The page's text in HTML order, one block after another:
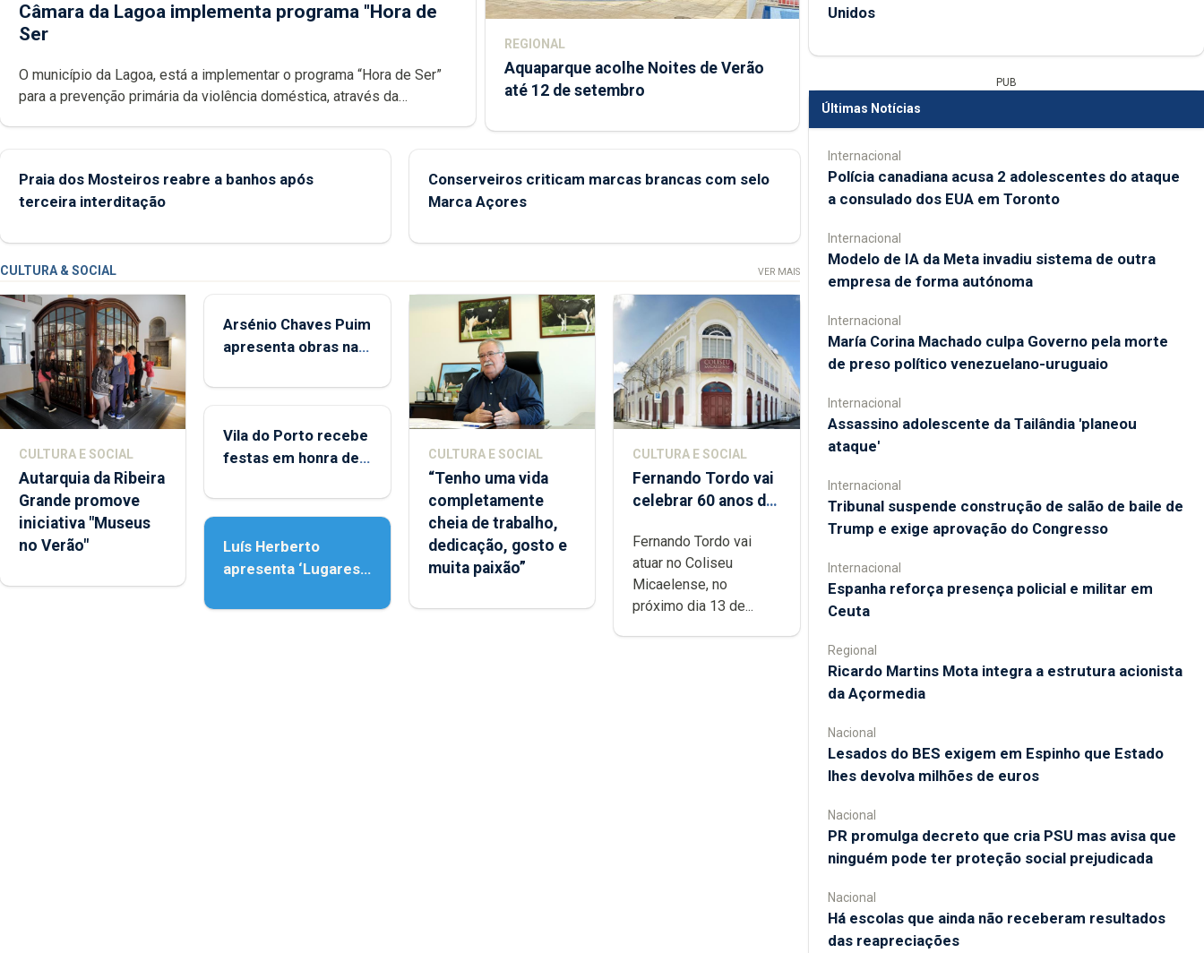
Câmara da Lagoa implementa programa "Hora de
Ser
O município da Lagoa, está a implementar o programa “Hora de Ser”
para a prevenção primária da violência doméstica, através da
REGIONAL
Aquaparque acolhe Noites de Verão
até 12 de setembro
Praia dos Mosteiros reabre a banhos após
terceira interditação
Conserveiros criticam marcas brancas com selo
Marca Açores
CULTURA & SOCIAL VER MAIS
CULTURA E SOCIAL
Autarquia da Ribeira
Grande promove
iniciativa "Museus
no Verão"
Arsénio Chaves Puim
apresenta obras na
Porto
Vila do Porto recebe
festas em honra de
Assunção
Luís Herberto
apresenta ‘Lugares
CULTURA E SOCIAL
“Tenho uma vida
completamente
cheia de trabalho,
dedicação, gosto e
muita paixão”
CULTURA E SOCIAL
Fernando Tordo vai
celebrar 60 anos de
Micaelense
Fernando Tordo vai
atuar no Coliseu
Micaelense, no
próximo dia 13 de...
Unidos
PUB
Últimas Notícias
Internacional
Polícia canadiana acusa 2 adolescentes do ataque
a consulado dos EUA em Toronto
Internacional
Modelo de IA da Meta invadiu sistema de outra
empresa de forma autónoma
Internacional
María Corina Machado culpa Governo pela morte
de preso político venezuelano-uruguaio
Internacional
Assassino adolescente da Tailândia 'planeou
ataque'
Internacional
Tribunal suspende construção de salão de baile de
Trump e exige aprovação do Congresso
Internacional
Espanha reforça presença policial e militar em
Ceuta
Regional
Ricardo Martins Mota integra a estrutura acionista
da Açormedia
Nacional
Lesados do BES exigem em Espinho que Estado
lhes devolva milhões de euros
Nacional
PR promulga decreto que cria PSU mas avisa que
ninguém pode ter proteção social prejudicada
Nacional
Há escolas que ainda não receberam resultados
das reapreciações